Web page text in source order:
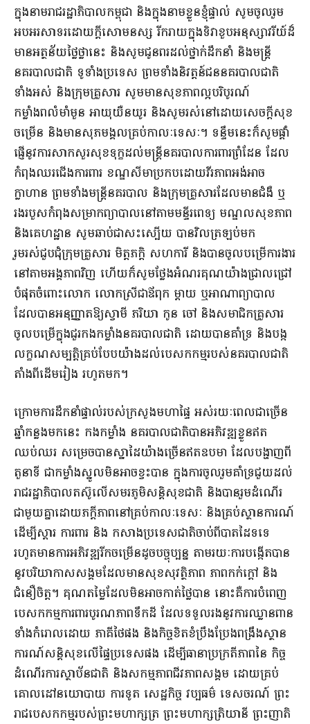
ក្នុងនាមរាជរដ្ឋាភិបាលកម្ពុជា និងក្នុងនាមខ្លួនខ្ញុំផ្ទាល់ សូមចូលរួម
អបអរសាទរដោយក្តីសោមនស្ស រីករាយក្នុងទិវាខួបអនុស្សាវរីយ៍ដ៏
មានអត្ថន័យថ្លៃថ្លានេះ និងសូមជូនពរដល់ថ្នាក់ដឹកនាំ និងមន្ត្រី
នគរបាលជាតិ ទូទាំងប្រទេស ព្រមទាំងនិវត្តន៍ជននគរបាលជាតិ
ទាំងអស់ និងក្រុមគ្រួសារ សូមមានសុខភាពល្អបរិបូរណ៍
កម្លាំងពលំមាំមួន អាយុយឺនយូរ និងសូមរស់នៅដោយសេចក្តីសុខ
ចម្រើន និងមានសុភមង្គលគ្រប់កាលៈទេសៈ។ ទន្ទឹមនេះក៏សូមផ្តាំ
ផ្ញើនូវការសាកសួរសុខទុក្ខដល់មន្ត្រីនគរបាលការពារព្រំដែន ដែល
កំពុងឈរជើងការពារ ខណ្ឌសីមាប្រកបដោយវីរភាពអង់អាច
ក្លាហាន ព្រមទាំងមន្ត្រីនគរបាល និងក្រុមគ្រួសារដែលមានជំងឺ ឬ
រងរបួសកំពុងសម្រាកព្យាបាលនៅតាមមន្ទីរពេទ្យ មណ្ឌលសុខភាព
និងគេហដ្ឋាន សូមឆាប់ជាសះស្បើយ បានវិលត្រឡប់មក
រួមរស់ជួបជុំក្រុមគ្រួសារ មិត្តភក្តិ សហការី និងបានចូលបម្រើការងារ
នៅតាមអង្គភាពវិញ ហើយក៏សូមថ្លែងអំណរគុណយ៉ាងជ្រាលជ្រៅ
បំផុតចំពោះលោក លោកស្រីជាឪពុក ម្តាយ ឬអាណាព្យាបាល
ដែលបានអនុញ្ញាតឱ្យស្វាមី ភរិយា កូន ចៅ និងសមាជិកគ្រួសារ
ចូលបម្រើក្នុងជួរកងកម្លាំងនគរបាលជាតិ ដោយបានគាំទ្រ និងបង្ក
លក្ខណសម្បត្តិគ្រប់បែបយ៉ាងដល់បេសកកម្មរបស់នគរបាលជាតិ
តាំងពីដើមរៀង រហូតមក។
ក្រោមការដឹកនាំផ្ទាល់របស់ក្រសួងមហាផ្ទៃ អស់រយៈពេលជាច្រើន
ឆ្នាំកន្លងមកនេះ កងកម្លាំង នគរបាលជាតិបានអភិវឌ្ឍខ្លួនឥត
ឈប់ឈរ សម្រេចបានស្នាដៃយ៉ាងច្រើនឥតឧបមា ដែលបង្ហាញពី
តួនាទី ជាកម្លាំងស្នូលមិនអាចខ្វះបាន ក្នុងការចូលរួមគាំទ្រជួយដល់
រាជរដ្ឋាភិបាលតស៊ូលើសមរភូមិសន្តិសុខជាតិ និងបានរួមដំណើរ
ជាមួយគ្នាដោយភក្ដីភាពនៅគ្រប់កាលៈទេសៈ និងគ្រប់ស្ថានការណ៍
ដើម្បីស្តារ ការពារ និង កសាងប្រទេសជាតិចាប់ពីបាតដៃទទេ
រហូតមានការអភិវឌ្ឍរីកចម្រើនដូចបច្ចុប្បន្ន តាមរយៈការបង្កើតបាន
នូវបរិយាកាសសង្គមដែលមានសុខសុវត្ថិភាព ភាពកក់ក្តៅ និង
ជំនឿចិត្ត។ គុណតម្លៃដែលមិនអាចកាត់ថ្លៃបាន នោះគឺការបំពេញ
បេសកកម្មការពារបូរណភាពទឹកដី ដែលទទួលរងនូវការឈ្លានពាន
ទាំងកំរោលដោយ ភាគីថៃផង និងកិច្ចខិតខំប្រឹងប្រែងពង្រឹងស្ថាន
ការណ៍សន្តិសុខលើផ្ទៃប្រទេសផង ដើម្បីធានាប្រក្រតីភាពនៃ កិច្ច
ដំណើរការស្ថាប័នជាតិ និងសកម្មភាពជីវភាពសង្គម ដោយគ្រប់
គោលដៅនយោបាយ ការទូត សេដ្ឋកិច្ច វប្បធម៌ ទេសចរណ៍ ព្រះ
រាជបេសកកម្មរបស់ព្រះមហាក្សត្រ ព្រះមហាក្សត្រិយានី ព្រះញាតិ